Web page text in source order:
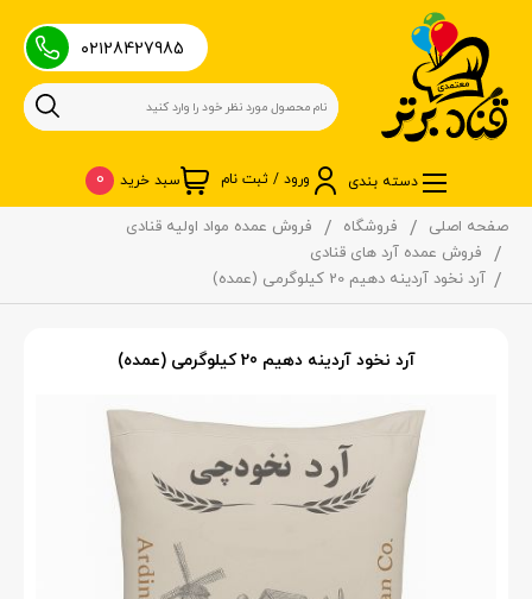
۰۲۱28427985
دسته بندی ورود / ثبت نام سبد خرید 0
صفحه اصلی فروشگاه
فروش عمده مواد اولیه قنادی
فروش عمده آرد های قنادی
آرد نخود آردینه دهیم 20 کیلوگرمی (عمده)
آرد نخود آردینه دهیم 20 کیلوگرمی (عمده)